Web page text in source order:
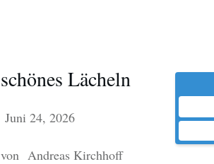
schönes Lächeln
Juni 24, 2026
von Andreas Kirchhoff